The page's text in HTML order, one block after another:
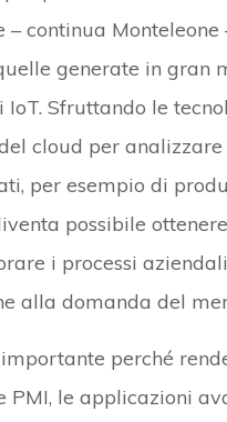
continua Monteleone
generate in gran
Sfruttando le
cloud per analizzare
per esempio di
possibile
i processi
alla domanda del
perché
PMI, le applicazioni